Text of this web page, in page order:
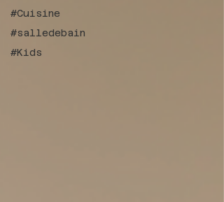
#Cuisine
#salledebain
#Kids